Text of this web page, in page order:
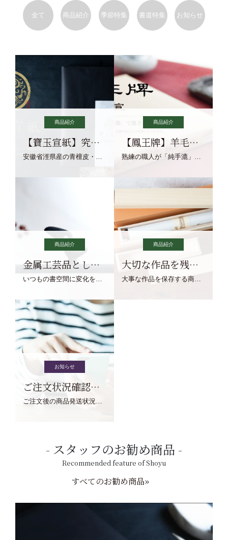
全て 商品紹介 季節特集 書道特集 お知らせ
商品紹介
【寶玉宣紙】究極の純粋な宣紙を目指す寶玉宣紙
安徽省涇県産の青檀皮・砂田稲藁・清らかな渓流水、熟練手漉き職人の卓越した手漉技術による最高級の純宣紙です。
商品紹介
【鳳王牌】羊毛筆×濃墨での揮毫に最適な宣紙系画仙紙
熟練の職人が「純手漉」で漉きあげる書画紙。宣紙を好まれるお客様向けの棉料単宣に漉きあげました。
商品紹介
金属工芸品としての文鎮
いつもの書空間に変化を与えてくれる、見ているだけで愉しくなる金属工芸品の文鎮をご紹介します。
商品紹介
大切な作品を残す作品保存商品
大事な作品を保存する商品を取りまとめてご紹介ます。
お知らせ
ご注文状況確認について
ご注文後の商品発送状況については、こちらからご確認くださいませ。
スタッフのお勧め商品
Recommended feature of Shoyu
すべてのお勧め商品»